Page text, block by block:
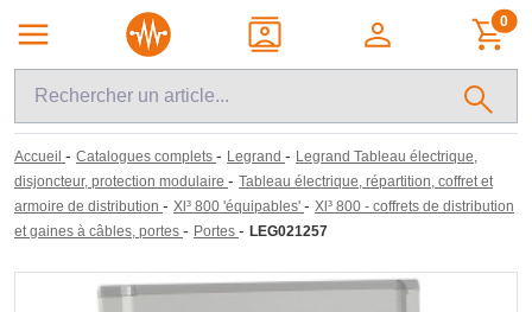
0
Accueil - Catalogues complets - Legrand - Legrand Tableau électrique,
disjoncteur, protection modulaire - Tableau électrique, répartition, coffret et
armoire de distribution - Xl³ 800 'équipables' - Xl³ 800 - coffrets de distribution
et gaines à câbles, portes - Portes - LEG021257